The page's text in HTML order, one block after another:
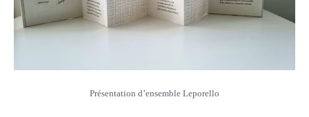
Présentation d’ensemble Leporello